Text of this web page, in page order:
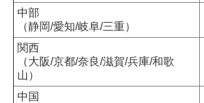
中部
（静岡/愛知/岐阜/三重）
関西
（大阪/京都/奈良/滋賀/兵庫/和歌
山）
中国